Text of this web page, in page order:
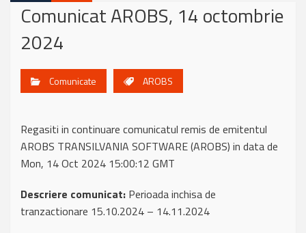
Comunicat AROBS, 14 octombrie
2024
Comunicate AROBS
Regasiti in continuare comunicatul remis de emitentul
AROBS TRANSILVANIA SOFTWARE (AROBS) in data de
Mon, 14 Oct 2024 15:00:12 GMT
Descriere comunicat: Perioada inchisa de
tranzactionare 15.10.2024 – 14.11.2024